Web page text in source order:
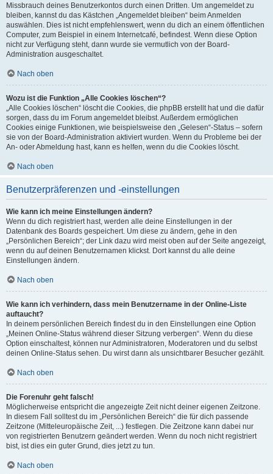
Missbrauch deines Benutzerkontos durch einen Dritten. Um angemeldet zu
bleiben, kannst du das Kästchen „Angemeldet bleiben“ beim Anmelden
auswählen. Dies ist nicht empfehlenswert, wenn du dich an einem öffentlichen
Computer, zum Beispiel in einem Internetcafé, befindest. Wenn diese Option
nicht zur Verfügung steht, dann wurde sie vermutlich von der Board-
Administration ausgeschaltet.
Nach oben
Wozu ist die Funktion „Alle Cookies löschen“?
„Alle Cookies löschen“ löscht die Cookies, die phpBB erstellt hat und die dafür
sorgen, dass du im Forum angemeldet bleibst. Außerdem ermöglichen
Cookies einige Funktionen, wie beispielsweise den „Gelesen“-Status – sofern
sie von der Board-Administration aktiviert wurden. Wenn du Probleme bei der
An- oder Abmeldung hast, kann es helfen, wenn du die Cookies löscht.
Nach oben
Benutzerpräferenzen und -einstellungen
Wie kann ich meine Einstellungen ändern?
Wenn du dich registriert hast, werden alle deine Einstellungen in der
Datenbank des Boards gespeichert. Um diese zu ändern, gehe in den
„Persönlichen Bereich“; der Link dazu wird meist oben auf der Seite angezeigt,
wenn du auf deinen Benutzernamen klickst. Dort kannst du alle deine
Einstellungen ändern.
Nach oben
Wie kann ich verhindern, dass mein Benutzername in der Online-Liste
auftaucht?
In deinem persönlichen Bereich findest du in den Einstellungen eine Option
„Meinen Online-Status während dieser Sitzung verbergen“. Wenn du diese
Option einschaltest, können nur Administratoren, Moderatoren und du selbst
deinen Online-Status sehen. Du wirst dann als unsichtbarer Besucher gezählt.
Nach oben
Die Forenuhr geht falsch!
Möglicherweise entspricht die angezeigte Zeit nicht deiner eigenen Zeitzone.
In diesem Fall solltest du im „Persönlichen Bereich“ die für dich passende
Zeitzone (Mitteleuropäische Zeit, ...) festlegen. Die Zeitzone kann dabei nur
von registrierten Benutzern geändert werden. Wenn du noch nicht registriert
bist, ist dies ein guter Grund, dies jetzt zu tun.
Nach oben